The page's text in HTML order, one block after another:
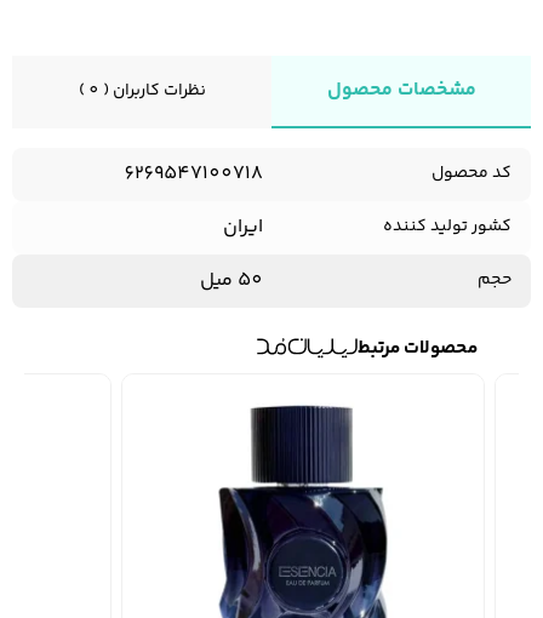
مشخصات محصول نظرات کاربران ( 0 )
کد محصول 6269547100718
کشور تولید کننده ایران
حجم 50 میل
محصولات مرتبط